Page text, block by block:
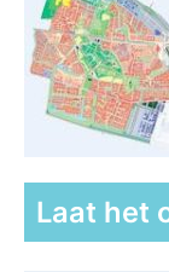
Laat het